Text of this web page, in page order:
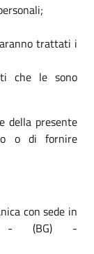
trattati i
che le sono
della presente
o di fornire
con sede in
- (BG) -